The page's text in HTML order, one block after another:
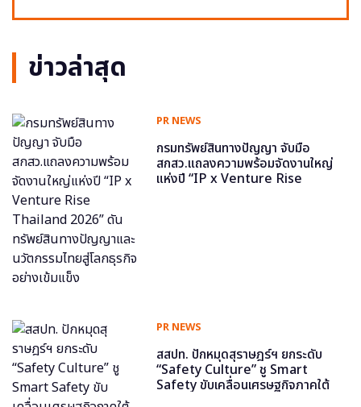
ข่าวล่าสุด
PR NEWS
กรมทรัพย์สินทางปัญญา จับมือ
สกสว.แถลงความพร้อมจัดงานใหญ่
แห่งปี “IP x Venture Rise
PR NEWS
สสปท. ปักหมุดสุราษฎร์ฯ ยกระดับ
“Safety Culture” ชู Smart
Safety ขับเคลื่อนเศรษฐกิจภาคใต้